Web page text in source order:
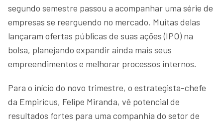
segundo semestre passou a acompanhar uma série de
empresas se reerguendo no mercado. Muitas delas
lançaram ofertas públicas de suas ações (IPO) na
bolsa, planejando expandir ainda mais seus
empreendimentos e melhorar processos internos.
Para o início do novo trimestre, o estrategista-chefe
da Empiricus, Felipe Miranda, vê potencial de
resultados fortes para uma companhia do setor de